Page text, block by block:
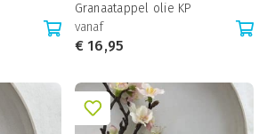
Granaatappel olie KP
vanaf
€16,95